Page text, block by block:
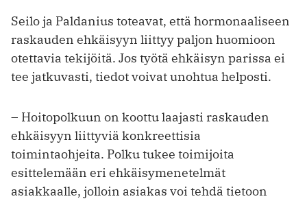
Seilo ja Paldanius toteavat, että hormonaaliseen
raskauden ehkäisyyn liittyy paljon huomioon
otettavia tekijöitä. Jos työtä ehkäisyn parissa ei
tee jatkuvasti, tiedot voivat unohtua helposti.
– Hoitopolkuun on koottu laajasti raskauden
ehkäisyyn liittyviä konkreettisia
toimintaohjeita. Polku tukee toimijoita
esittelemään eri ehkäisymenetelmät
asiakkaalle, jolloin asiakas voi tehdä tietoon